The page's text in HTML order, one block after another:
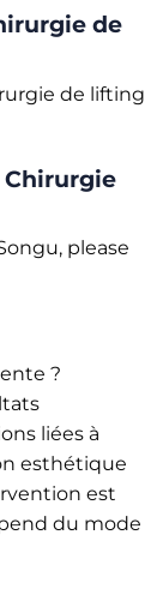
de
de lifting
Chirurgie
please
?
liées à
esthétique
est
du mode